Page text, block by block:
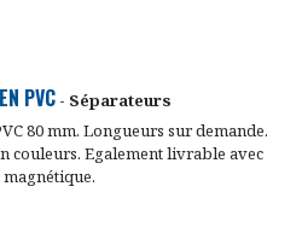
PVC- Séparateurs
80 mm. Longueurs sur demande.
couleurs. Egalement livrable avec